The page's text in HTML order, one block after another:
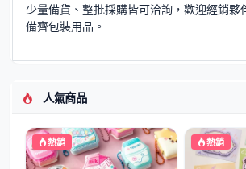
少量備貨、整批採購皆可洽詢，歡迎經銷夥
備齊包裝用品。
人氣商品
熱銷 熱銷